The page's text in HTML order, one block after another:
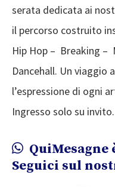
serata dedicata ai
il percorso costruito
Hip Hop – Breaking –
Dancehall. Un viaggio
l’espressione di ogni
Ingresso solo su invito.
QuiMesagne
Seguici sul